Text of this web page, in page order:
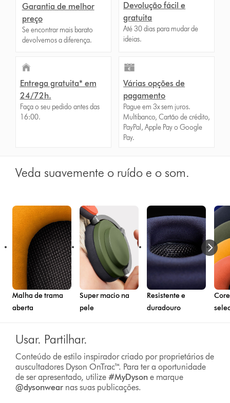
Garantia de melhor
preço
Se encontrar mais barato
devolvemos a diferença.
Devolução fácil e
gratuita
Até 30 dias para mudar de
ideias.
Entrega gratuita* em
24/72h.
Faça o seu pedido antes das
16:00.
Várias opções de
pagamento
Pague em 3x sem juros.
Multibanco, Cartão de crédito,
PayPal, Apple Pay o Google
Pay.
Veda suavemente o ruído e o som.
Malha de trama
aberta
Super macio na
pele
Resistente e
duradouro
Usar. Partilhar.
Conteúdo de estilo inspirador criado por proprietários de
auscultadores Dyson OnTrac™. Para ter a oportunidade
de ser apresentado, utilize#MyDyson e marque
@dysonwear nas suas publicações.